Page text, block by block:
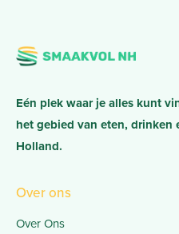
Eén plek waar je alles kunt
het gebied van eten, drinken
Holland.
Over ons
Over Ons